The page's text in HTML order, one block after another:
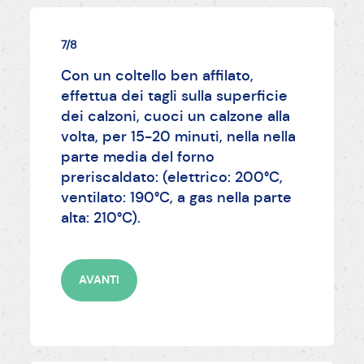
7/8
Con un coltello ben affilato,
effettua dei tagli sulla superficie
dei calzoni, cuoci un calzone alla
volta, per 15-20 minuti, nella nella
parte media del forno
preriscaldato: (elettrico: 200°C,
ventilato: 190°C, a gas nella parte
alta: 210°C).
AVANTI